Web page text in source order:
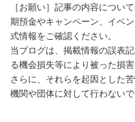
［お願い］記事の内容につい
期預金やキャンペーン、イベ
式情報をご確認ください。
当ブログは、掲載情報の誤表
る機会損失等により被った損
さらに、それらを起因とした
機関や団体に対して行わないで